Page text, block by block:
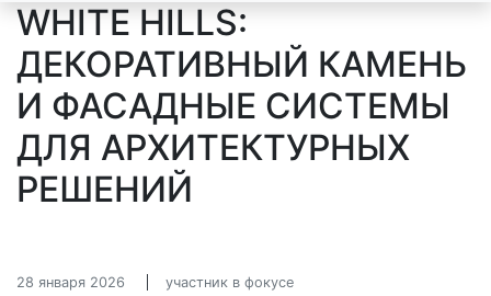
WHITE HILLS:
ДЕКОРАТИВНЫЙ КАМЕНЬ
И ФАСАДНЫЕ СИСТЕМЫ
ДЛЯ АРХИТЕКТУРНЫХ
РЕШЕНИЙ
28 января 2026 участник в фокусе